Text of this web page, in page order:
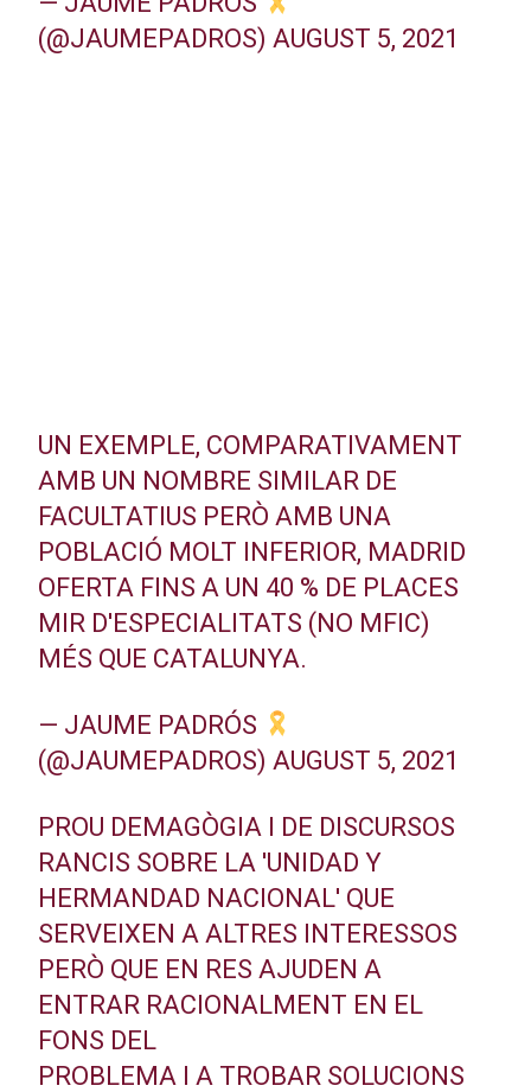
(@JAUMEPADROS) AUGUST 5, 2021
UN EXEMPLE, COMPARATIVAMENT
AMB UN NOMBRE SIMILAR DE
FACULTATIUS PERÒ AMB UNA
POBLACIÓ MOLT INFERIOR, MADRID
OFERTA FINS A UN 40 % DE PLACES
MIR D'ESPECIALITATS (NO MFIC)
MÉS QUE CATALUNYA.
— JAUME PADRÓS
(@JAUMEPADROS) AUGUST 5, 2021
PROU DEMAGÒGIA I DE DISCURSOS
RANCIS SOBRE LA 'UNIDAD Y
HERMANDAD NACIONAL' QUE
SERVEIXEN A ALTRES INTERESSOS
PERÒ QUE EN RES AJUDEN A
ENTRAR RACIONALMENT EN EL
FONS DEL
PROBLEMA I A TROBAR SOLUCIONS